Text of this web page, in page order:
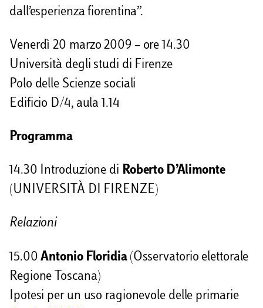
i
dall’esperienza fiorentina”.
Venerdì 20 marzo 2009 – ore 14.30
Università degli studi di Firenze
Polo delle Scienze sociali
Edificio D/4, aula 1.14
Programma
14.30 Introduzione di Roberto D’Alimonte
(UNIVERSITÀ DI FIRENZE)
Relazioni
15.00Antonio Floridia (Osservatorio elettorale
Regione Toscana)
Ipotesi per un uso ragionevole delle primarie